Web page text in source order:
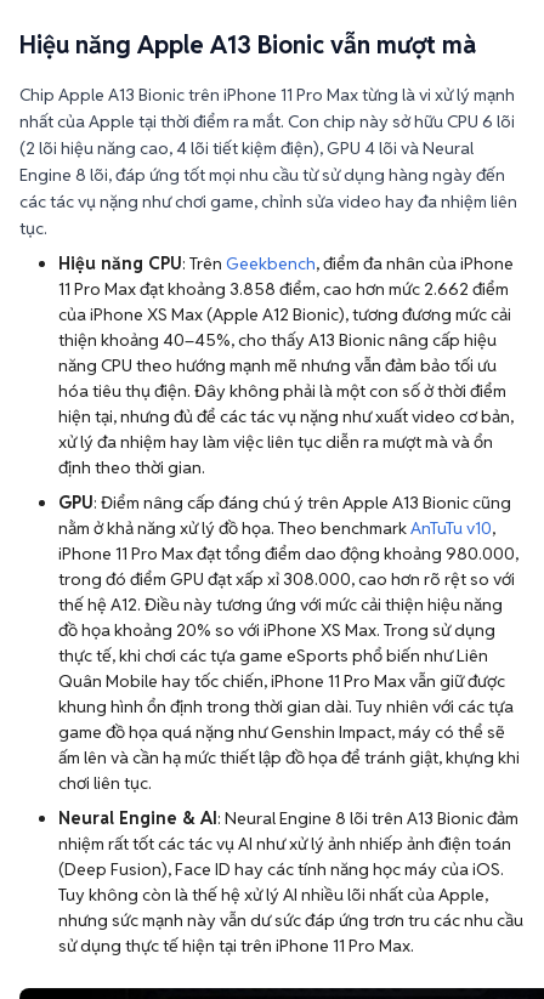
Chip Apple A13 Bionic trên iPhone 11 Pro Max từng là vi xử lý mạnh
nhất của Apple tại thời điểm ra mắt. Con chip này sở hữu CPU 6 lõi
(2 lõi hiệu năng cao, 4 lõi tiết kiệm điện), GPU 4 lõi và Neural
Engine 8 lõi, đáp ứng tốt mọi nhu cầu từ sử dụng hàng ngày đến
các tác vụ nặng như chơi game, chỉnh sửa video hay đa nhiệm liên
tục.
Hiệu năng CPU: TrênGeekbench, điểm đa nhân của iPhone
của iPhone XS Max (Apple A12 Bionic), tương đương mức cải
thiện khoảng 40–45%, cho thấy A13 Bionic nâng cấp hiệu
năng CPU theo hướng mạnh mẽ nhưng vẫn đảm bảo tối ưu
hóa tiêu thụ điện. Đây không phải là một con số ở thời điểm
hiện tại, nhưng đủ để các tác vụ nặng như xuất video cơ bản,
xử lý đa nhiệm hay làm việc liên tục diễn ra mượt mà và ổn
định theo thời gian.
GPU: Điểm nâng cấp đáng chú ý trên Apple A13 Bionic cũng
nằm ở khả năng xử lý đồ họa. Theo benchmark
iPhone 11 Pro Max đạt tổng điểm dao động khoảng 980.000,
trong đó điểm GPU đạt xấp xỉ 308.000, cao hơn rõ rệt so với
thế hệ A12. Điều này tương ứng với mức cải thiện hiệu năng
đồ họa khoảng 20% so với iPhone XS Max. Trong sử dụng
thực tế, khi chơi các tựa game eSports phổ biến như Liên
Quân Mobile hay tốc chiến, iPhone 11 Pro Max vẫn giữ được
khung hình ổn định trong thời gian dài. Tuy nhiên với các tựa
game đồ họa quá nặng như Genshin Impact, máy có thể sẽ
ấm lên và cần hạ mức thiết lập đồ họa để tránh giật, khựng khi
chơi liên tục.
Neural Engine & AI: Neural Engine 8 lõi trên A13 Bionic đảm
nhiệm rất tốt các tác vụ AI như xử lý ảnh nhiếp ảnh điện toán
(Deep Fusion), Face ID hay các tính năng học máy của iOS.
Tuy không còn là thế hệ xử lý AI nhiều lõi nhất của Apple,
nhưng sức mạnh này vẫn dư sức đáp ứng trơn tru các nhu cầu
sử dụng thực tế hiện tại trên iPhone 11 Pro Max.